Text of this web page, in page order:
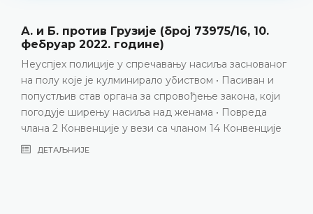
Oghlishvili против Грузије (број 7621/19,
јули 2024. године)
Члан 2 (процесни аспект) • Недостатак
истраге о наводном самоубиству кћерке
подноситељице представке у контексту насиља у
породици • Значајан период неоправдане
неактивности која се у потпуности може
истражним властима • Посљедични истек рока